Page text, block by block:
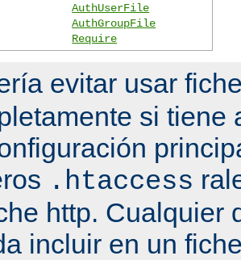
AuthUserFile
AuthGroupFile
Require
evitar usar
si tiene
.htaccess
http. Cualquier
incluir en un